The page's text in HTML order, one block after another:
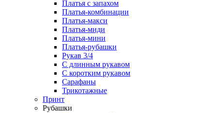
Платья с запахом
Платья-комбинации
Платья-макси
Платья-миди
Платья-мини
Платья-рубашки
Рукав 3/4
С длинным рукавом
С коротким рукавом
Сарафаны
Трикотажные
Принт
Рубашки